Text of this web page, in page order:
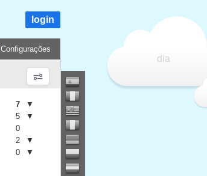
dia
login
Configurações
7
▼
5
▼
0
2
▼
0 ▼